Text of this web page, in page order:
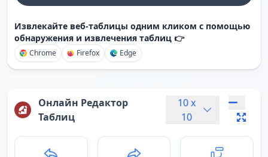
Извлекайте веб-таблицы одним кликом с помощью
обнаружения и извлечения таблиц 👉
Chrome Firefox Edge
Онлайн Редактор
Таблиц
10x
10